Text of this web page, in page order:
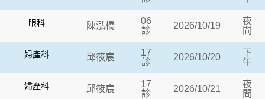
眼科 陳泓橋
06
診
2026/10/19
夜
間
婦產科 邱筱宸
17
診
2026/10/20
下
午
婦產科 邱筱宸
17
診
2026/10/21
夜
間